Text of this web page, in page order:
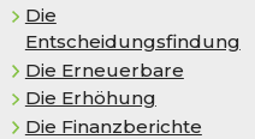
Die
Entscheidungsfindung
Die Erneuerbare
Die Er­hö­hung
Die Finanzberichte